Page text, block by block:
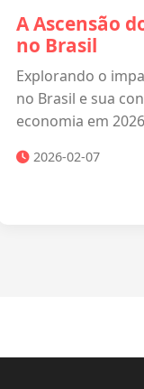
A Ascensão
no Brasil
Explorando o
no Brasil e sua
economia em
2026-02-07